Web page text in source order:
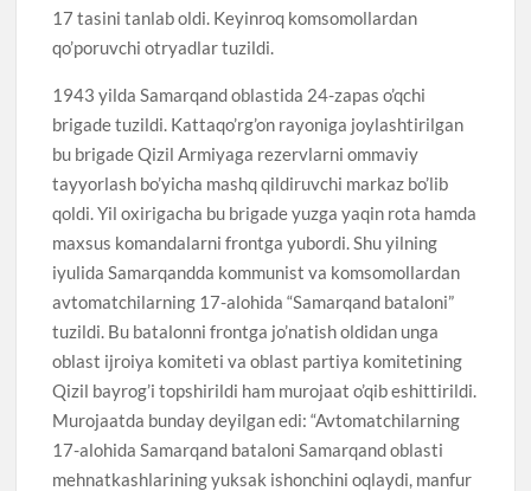
17 tasini tanlab oldi. Keyinroq komsomollardan
qo’poruvchi otryadlar tuzildi.
1943 yilda Samarqand oblastida 24-zapas o’qchi
brigade tuzildi. Kattaqo’rg’on rayoniga joylashtirilgan
bu brigade Qizil Armiyaga rezervlarni ommaviy
tayyorlash bo’yicha mashq qildiruvchi markaz bo’lib
qoldi. Yil oxirigacha bu brigade yuzga yaqin rota hamda
maxsus komandalarni frontga yubordi. Shu yilning
iyulida Samarqandda kommunist va komsomollardan
avtomatchilarning 17-alohida “Samarqand bataloni”
tuzildi. Bu batalonni frontga jo’natish oldidan unga
oblast ijroiya komiteti va oblast partiya komitetining
Qizil bayrog’i topshirildi ham murojaat o’qib eshittirildi.
Murojaatda bunday deyilgan edi: “Avtomatchilarning
17-alohida Samarqand bataloni Samarqand oblasti
mehnatkashlarining yuksak ishonchini oqlaydi, manfur